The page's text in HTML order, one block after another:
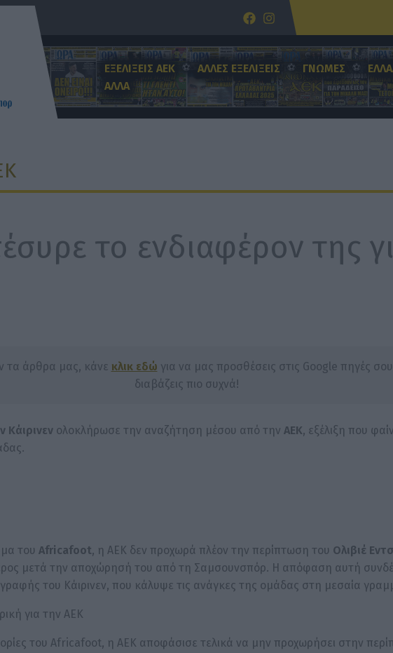
ΕΞΕΛΙΞΕΙΣ ΑΕΚ ΑΛΛΕΣ ΕΞΕΛΙΞΕΙΣ ΓΝΩΜΕΣ
ΑΛΛΑ
το ενδιαφέρον της
τα άρθρα μας, κάνε κλικ εδώ για να μας προσθέσεις στις Google πηγές
διαβάζεις πιο συχνά!
Κάιρινεν ολοκλήρωσε την αναζήτηση μέσου από την ΑΕΚ, εξέλιξη που
του Africafoot, η ΑΕΚ δεν προχωρά πλέον την περίπτωση του Ολιβιέ
μετά την αποχώρησή του από τη Σαμσουνσπόρ. Η απόφαση αυτή
του Κάιρινεν, που κάλυψε τις ανάγκες της ομάδας στη μεσαία
για την ΑΕΚ
του Africafoot, η ΑΕΚ αποφάσισε τελικά να μην προχωρήσει στην